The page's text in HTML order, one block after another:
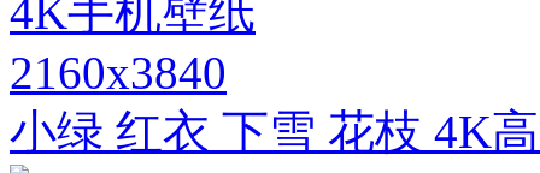
2160x3840
小绿 红衣 下雪 花枝 4K